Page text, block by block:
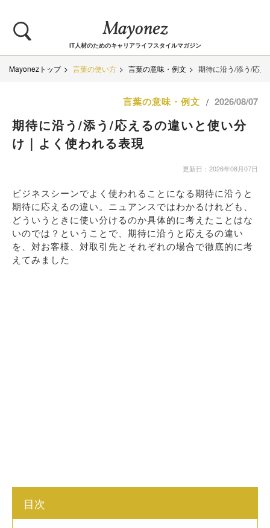
IT人材のためのキャリアライフスタイルマガジン
Mayonezトップ 言葉の使い方 言葉の意味・例文 期待に沿う/添う/応
言葉の意味・例文 / 2026/08/07
期待に沿う/添う/応えるの違いと使い分
け｜よく使われる表現
更新日：2026年08月07日
ビジネスシーンでよく使われることになる期待に沿うと
期待に応えるの違い。ニュアンスではわかるけれども、
どういうときに使い分けるのか具体的に考えたことはな
いのでは？ということで、期待に沿うと応えるの違い
を、対お客様、対取引先とそれぞれの場合で徹底的に考
えてみました
目次